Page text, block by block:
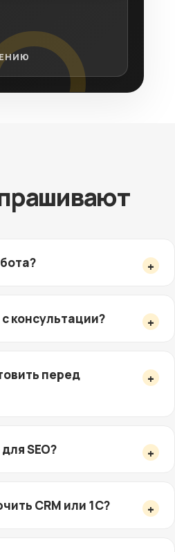
консультации?
перед
SEO?
CRM или 1C?